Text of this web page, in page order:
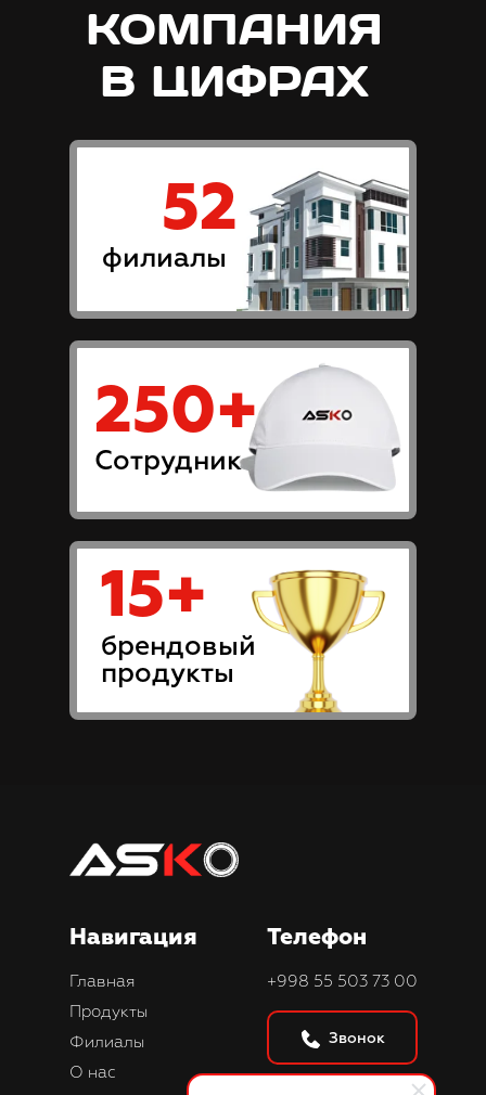
КОМПАНИЯ
В ЦИФРАХ
52
филиалы
Сотрудник
250+
брендовый
продукты
15+
Навигация
Главная
Продукты
Филиалы
О нас
Телефон
+998 55 503 73 00
Звонок